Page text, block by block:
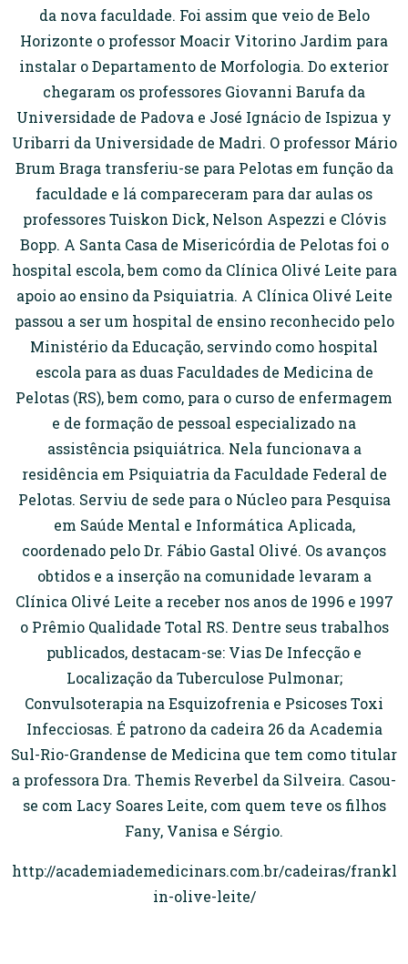
da nova faculdade. Foi assim que veio de Belo
Horizonte o professor Moacir Vitorino Jardim para
instalar o Departamento de Morfologia. Do exterior
chegaram os professores Giovanni Barufa da
Universidade de Padova e José Ignácio de Ispizua y
Uribarri da Universidade de Madri. O professor Mário
Brum Braga transferiu-se para Pelotas em função da
faculdade e lá compareceram para dar aulas os
professores Tuiskon Dick, Nelson Aspezzi e Clóvis
Bopp. A Santa Casa de Misericórdia de Pelotas foi o
hospital escola, bem como da Clínica Olivé Leite para
apoio ao ensino da Psiquiatria. A Clínica Olivé Leite
passou a ser um hospital de ensino reconhecido pelo
Ministério da Educação, servindo como hospital
escola para as duas Faculdades de Medicina de
Pelotas (RS), bem como, para o curso de enfermagem
e de formação de pessoal especializado na
assistência psiquiátrica. Nela funcionava a
residência em Psiquiatria da Faculdade Federal de
Pelotas. Serviu de sede para o Núcleo para Pesquisa
em Saúde Mental e Informática Aplicada,
coordenado pelo Dr. Fábio Gastal Olivé. Os avanços
obtidos e a inserção na comunidade levaram a
Clínica Olivé Leite a receber nos anos de 1996 e 1997
o Prêmio Qualidade Total RS. Dentre seus trabalhos
publicados, destacam-se: Vias De Infecção e
Localização da Tuberculose Pulmonar;
Convulsoterapia na Esquizofrenia e Psicoses Toxi
Infecciosas. É patrono da cadeira 26 da Academia
Sul-Rio-Grandense de Medicina que tem como titular
a professora Dra. Themis Reverbel da Silveira. Casou-
se com Lacy Soares Leite, com quem teve os filhos
Fany, Vanisa e Sérgio.
http://academiademedicinars.com.br/cadeiras/frankl
in-olive-leite/